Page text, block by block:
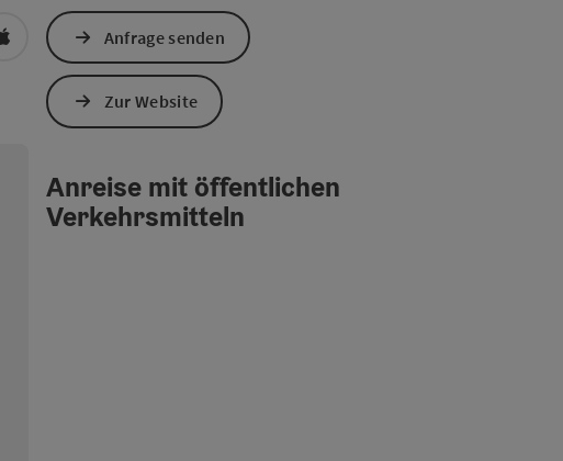
Verkehrsmitteln
Maps öffnen
in Apple Maps öffnen
Anfrage senden
Zur Website
Anreise mit öffentlichen
Verkehrsmitteln